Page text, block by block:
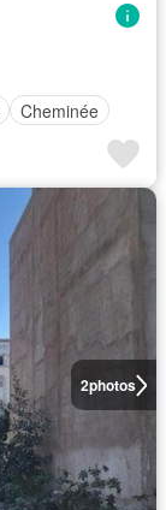
Cheminée
2photos